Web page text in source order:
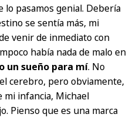
lo pasamos genial. Debería
se sentía más, mi
venir de inmediato con
había nada de malo en
un sueño para mí. No
cerebro, pero obviamente,
infancia, Michael
Pienso que es una marca